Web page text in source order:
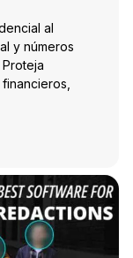
al
y números